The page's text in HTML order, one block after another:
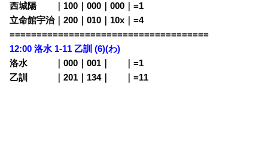
西城陽 ｜100｜000｜000｜=1
立命館宇治｜200｜010｜10x｜=4
=====================================
12:00 洛水 1-11 乙訓 (6)(わ)
洛水 ｜000｜001｜
｜=1
乙訓 ｜201｜134｜
｜=11